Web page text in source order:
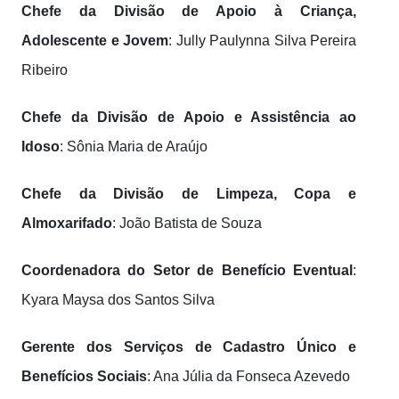
Chefe da Divisão de Apoio à Criança,
Adolescente e Jovem: Jully Paulynna Silva Pereira
Ribeiro
Chefe da Divisão de Apoio e Assistência ao
Idoso: Sônia Maria de Araújo
Chefe da Divisão de Limpeza, Copa e
Almoxarifado: João Batista de Souza
Coordenadora do Setor de Benefício Eventual :
Kyara Maysa dos Santos Silva
Gerente dos Serviços de Cadastro Único e
Benefícios Sociais: Ana Júlia da Fonseca Azevedo